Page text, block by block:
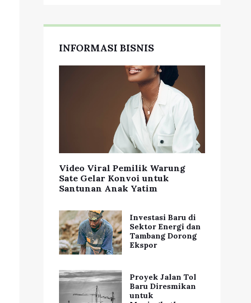
INFORMASI BISNIS
Video Viral Pemilik Warung
Sate Gelar Konvoi untuk
Santunan Anak Yatim
Investasi Baru di
Sektor Energi dan
Tambang Dorong
Ekspor
Proyek Jalan Tol
Baru Diresmikan
untuk